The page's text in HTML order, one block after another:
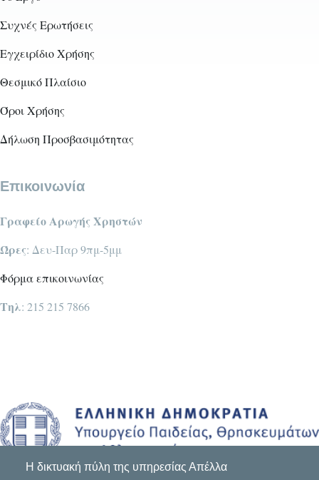
Η δικτυακή πύλη της υπηρεσίας Απέλλα
Συχνές Ερωτήσεις
Εγχειρίδιο Χρήσης
Θεσμικό Πλαίσιο
Όροι Χρήσης
Δήλωση Προσβασιμότητας
Επικοινωνία
Γραφείο Αρωγής Χρηστών
Ώρες: Δευ-Παρ 9πμ-5μμ
Φόρμα επικοινωνίας
Τηλ: 215 215 7866